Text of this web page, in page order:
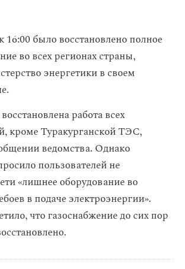
16:00 было восстановлено полное
во всех регионах страны,
энергетики в своем
работа всех
кроме Туракурганской ТЭС,
ведомства. Однако
пользователей не
«лишнее оборудование во
в подаче электроэнергии».
что газоснабжение до сих пор